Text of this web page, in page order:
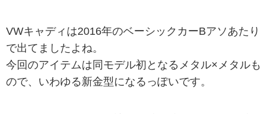
VWキャディは2016年のベーシックカーBアソあたり
で出てましたよね。
今回のアイテムは同モデル初となるメタル×メタルも
ので、いわゆる新金型になるっぽいです。